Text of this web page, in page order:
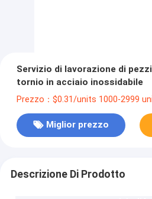
Servizio di lavorazione di
tornio in acciaio inossidabile
Prezzo：$0.31/units 1000-2999
Miglior prezzo
Descrizione Di Prodotto